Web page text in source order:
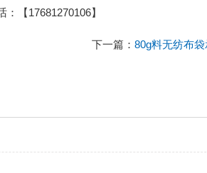
【17681270106】
下一篇： 80g料无纺布